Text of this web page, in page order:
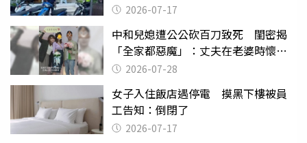
2026-07-17
中和兒媳遭公公砍百刀致死 閨密揭
「全家都惡魔」：丈夫在老婆時懷孕
摔東西
2026-07-28
女子入住飯店遇停電 摸黑下樓被員
工告知：倒閉了
2026-07-17